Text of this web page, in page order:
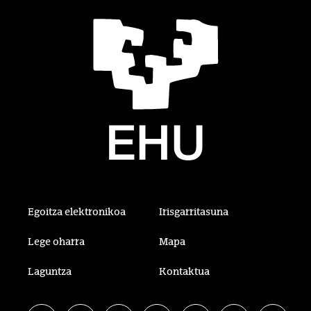
Egoitza elektronikoa Irisgarritasuna
Lege oharra Mapa
Laguntza Kontaktua